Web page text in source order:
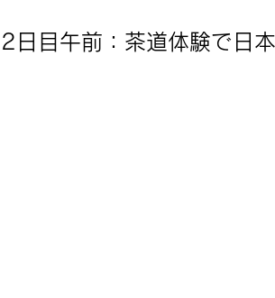
2日目午前：茶道体験で日